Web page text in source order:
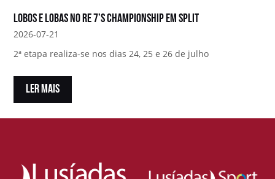
Lobos e Lobas no RE 7’s Championship em Split
2026-07-21
2ª etapa realiza-se nos dias 24, 25 e 26 de julho
LER MAIS